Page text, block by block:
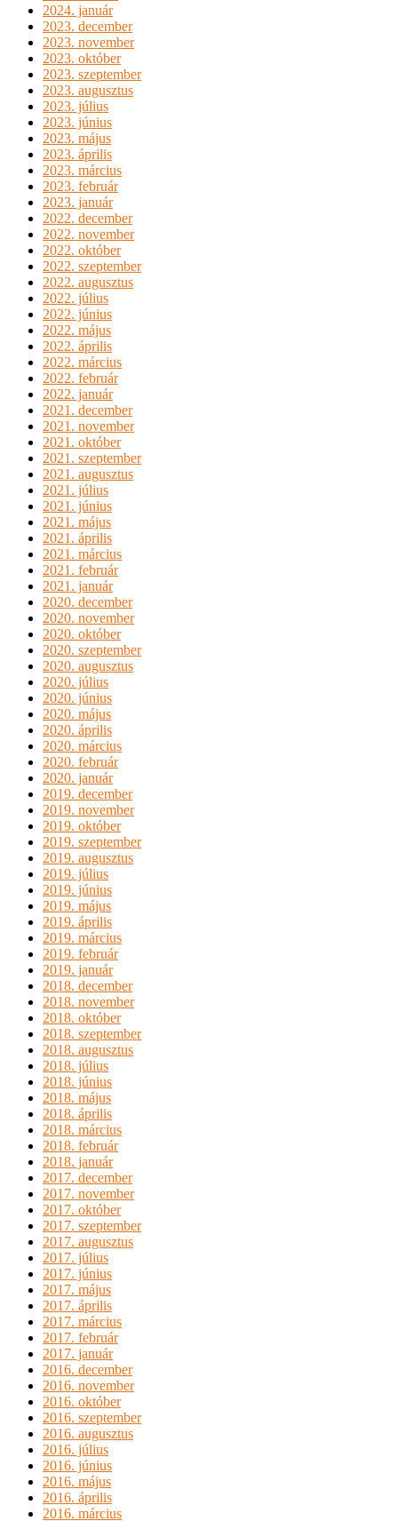
2024. január
2023. december
2023. november
2023. október
2023. szeptember
2023. augusztus
2023. július
2023. június
2023. május
2023. április
2023. március
2023. február
2023. január
2022. december
2022. november
2022. október
2022. szeptember
2022. augusztus
2022. július
2022. június
2022. május
2022. április
2022. március
2022. február
2022. január
2021. december
2021. november
2021. október
2021. szeptember
2021. augusztus
2021. július
2021. június
2021. május
2021. április
2021. március
2021. február
2021. január
2020. december
2020. november
2020. október
2020. szeptember
2020. augusztus
2020. július
2020. június
2020. május
2020. április
2020. március
2020. február
2020. január
2019. december
2019. november
2019. október
2019. szeptember
2019. augusztus
2019. július
2019. június
2019. május
2019. április
2019. március
2019. február
2019. január
2018. december
2018. november
2018. október
2018. szeptember
2018. augusztus
2018. július
2018. június
2018. május
2018. április
2018. március
2018. február
2018. január
2017. december
2017. november
2017. október
2017. szeptember
2017. augusztus
2017. július
2017. június
2017. május
2017. április
2017. március
2017. február
2017. január
2016. december
2016. november
2016. október
2016. szeptember
2016. augusztus
2016. július
2016. június
2016. május
2016. április
2016. március